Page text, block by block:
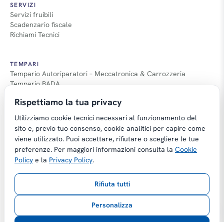
SERVIZI
Servizi fruibili
Scadenzario fiscale
Richiami Tecnici
TEMPARI
Tempario Autoriparatori – Meccatronica & Carrozzeria
Tempario BADA
Guida Applicazione Tempi
Copyright © Tempario.it | Powered by
Planus Group Srl - P.I. IT03584100238
Gestito da Giancarmelo Pittalà
Cookie Policy
Rispettiamo la tua privacy
Utilizziamo cookie tecnici necessari al funzionamento del
sito e, previo tuo consenso, cookie analitici per capire come
viene utilizzato. Puoi accettare, rifiutare o scegliere le tue
preferenze. Per maggiori informazioni consulta la Cookie
Policy e la Privacy Policy.
Rifiuta tutti
Personalizza